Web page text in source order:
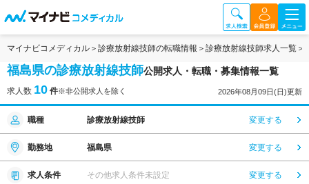
マイナビコメディカル 診療放射線技師の転職情報 診療放射線技師求人一覧
福島県の診療放射線技師公開求人・転職・募集情報一覧
求人数 10 件※非公開求人を除く 2026年08月09日(日)更新
職種 診療放射線技師 変更する
勤務地 福島県 変更する
求人条件 その他求人条件未設定 変更する